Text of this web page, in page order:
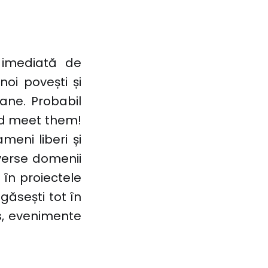
de
povești și
Probabil
meet them!
liberi și
domenii
proiectele
tot în
evenimente